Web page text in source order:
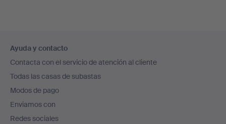
en
el
pie
de
página
Ayuda y contacto
Contacta con el servicio de atención al cliente
Todas las casas de subastas
Modos de pago
Enviamos con
Redes sociales